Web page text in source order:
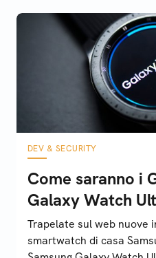
DEV & SECURITY
Come saranno i
Galaxy Watch
Trapelate sul web nuove
smartwatch di casa